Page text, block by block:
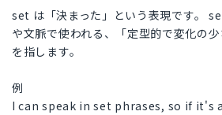
set は「決まった」という表現です。
や文脈で使われる、「定型的で変化の少
を指します。
例
I can speak in set phrases, so if it's